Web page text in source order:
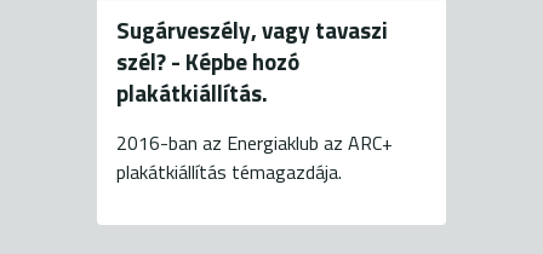
Sugárveszély, vagy tavaszi
szél? - Képbe hozó
plakátkiállítás.
2016-ban az Energiaklub az ARC+
plakátkiállítás témagazdája.